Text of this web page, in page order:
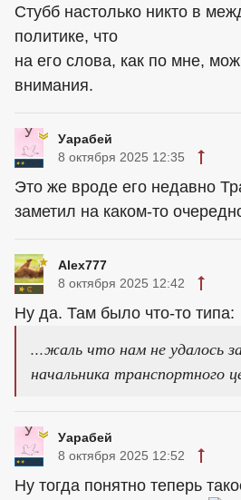
Стубб настолько никто в
политике, что
на его слова, как по мне,
внимания.
Уарабей
8 октября 2025 12:35
Это же вроде его недавно
заметил на каком-то
Alex777
8 октября 2025 12:42
Ну да. Там было что-то типа:
...жаль что нам не удалось
начальника транспортного
Уарабей
8 октября 2025 12:52
Ну тогда понятно теперь